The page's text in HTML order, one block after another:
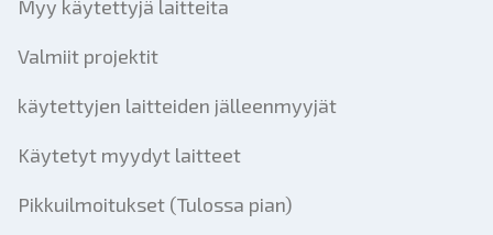
Myy käytettyjä laitteita
Valmiit projektit
käytettyjen laitteiden jälleenmyyjät
Käytetyt myydyt laitteet
Pikkuilmoitukset (Tulossa pian)